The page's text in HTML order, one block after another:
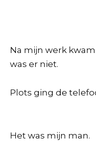
Na mijn werk
was er niet.
Plots ging de
Het was mijn man.